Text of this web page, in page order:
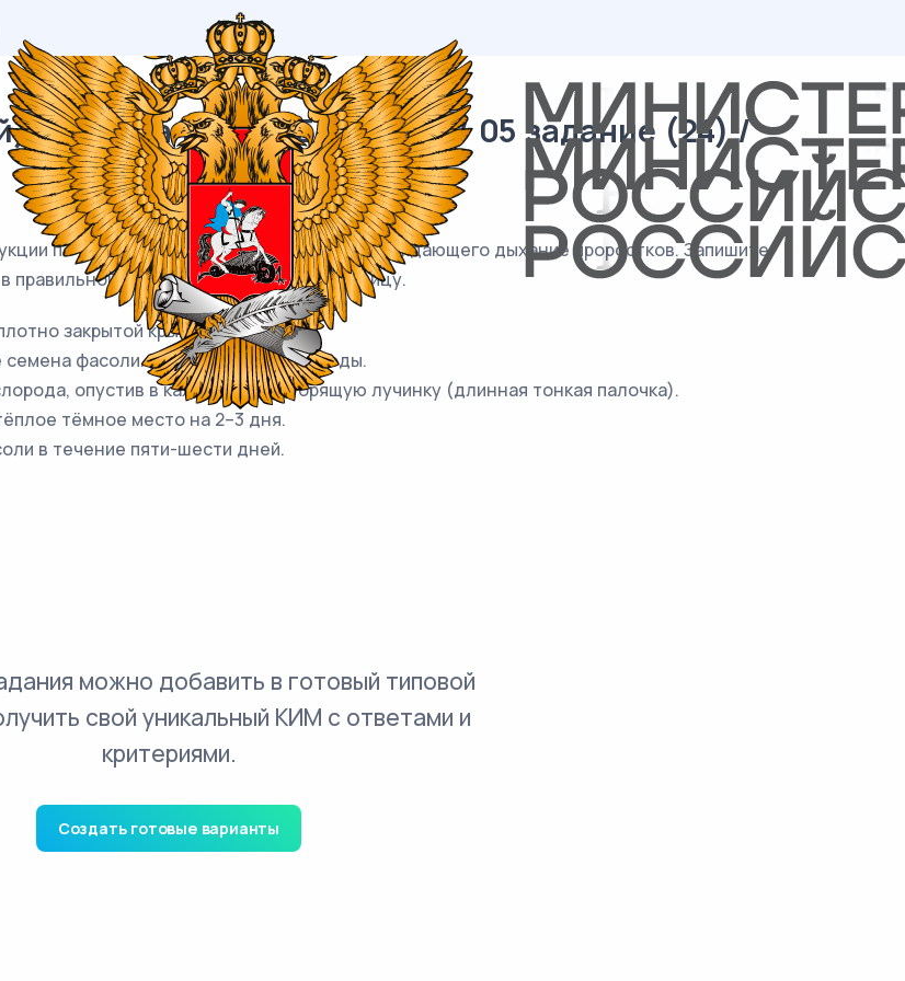
материал ОГЭ / Биология / 05 задание (24) /
по проведению эксперимента, подтверждающего дыхание проростков. Запишите
правильной последовательности в таблицу.
закрытой крышкой.
фасоли. Добавьте немного воды.
опустив в каждую банку горящую лучинку (длинная тонкая палочка).
тёмное место на 2–3 дня.
в течение пяти-шести дней.
можно добавить в готовый типовой
свой уникальный КИМ с ответами и
критериями.
Создать готовые варианты